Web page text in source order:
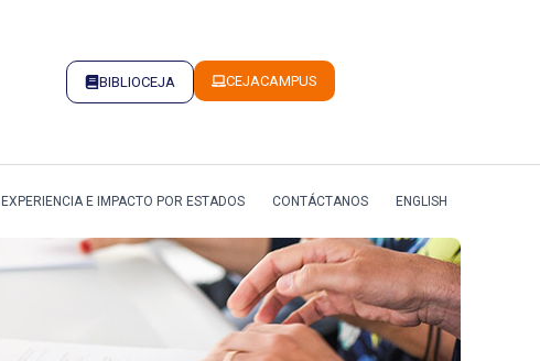
BIBLIOCEJA CEJACAMPUS
EXPERIENCIA E IMPACTO POR ESTADOS CONTÁCTANOS ENGLISH